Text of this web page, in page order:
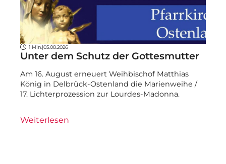
1 Min. |05.08.2026
Unter dem Schutz der Gottesmutter
Am 16. August erneuert Weihbischof Matthias
König in Delbrück-Ostenland die Marienweihe /
17. Lichterprozession zur Lourdes-Madonna.
Weiterlesen